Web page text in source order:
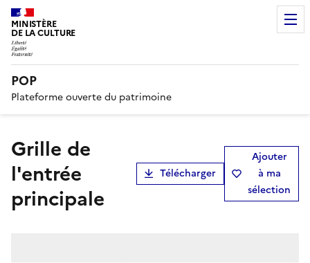
MINISTÈRE
DE LA CULTURE
POP
Plateforme ouverte du patrimoine
Grille de
l'entrée
principale
Télécharger
Ajouter
à ma
sélection